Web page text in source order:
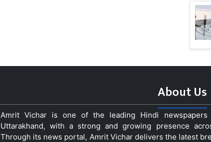
About Us
Amrit Vichar is one of the leading Hindi
Uttarakhand, with a strong and growing presence
Through its news portal, Amrit Vichar delivers the latest